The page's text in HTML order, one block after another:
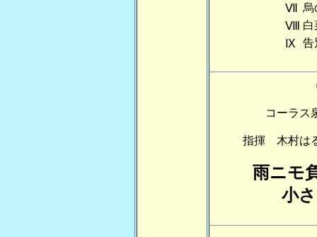
Ⅶ
Ⅷ
Ⅸ
コーラス
指揮 木村
雨ニモ
小